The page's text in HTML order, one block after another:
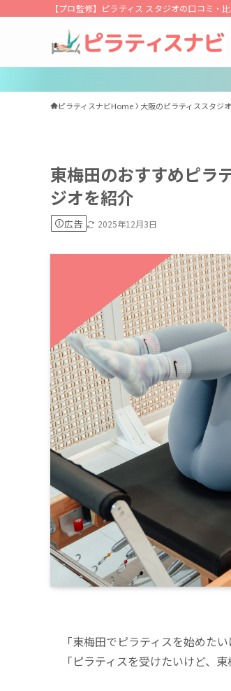
【プロ監修】ピラティス スタジオの口コミ・
ピラティスナビHome 大阪のピラティススタジオ
東梅田のおすすめピラ
ジオを紹介
広告 2025年12月3日
「東梅田でピラティスを始めた
「ピラティスを受けたいけど、